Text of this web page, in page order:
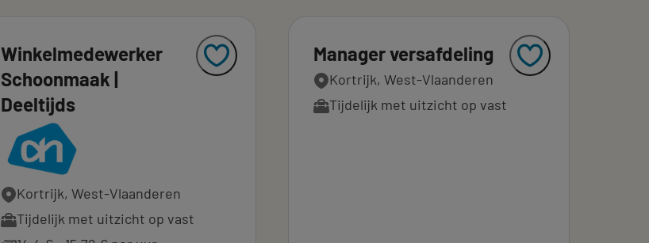
Winkelmedewerker
Schoonmaak |
Deeltijds
Kortrijk, West-Vlaanderen
Tijdelijk met uitzicht op vast
Manager versafdeling
Kortrijk, West-Vlaanderen
Tijdelijk met uitzicht op vast